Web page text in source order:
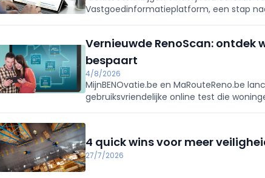
Vastgoedinformatieplatform, een stap
Vernieuwde RenoScan: ontdek
bespaart
4/8/2026
MijnBENOvatie.be en MaRouteReno.be
gebruiksvriendelijke online test die
4 quick wins voor meer
27/7/2026